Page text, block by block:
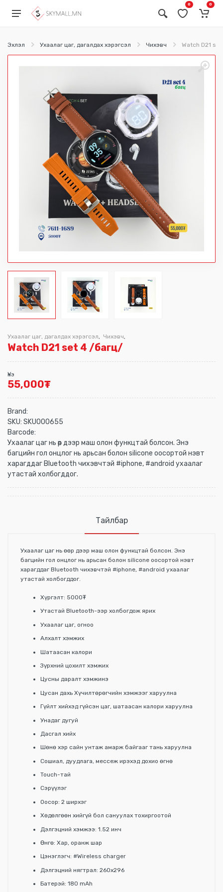
0 0
Эхлэл Ухаалаг цаг, дагалдах хэрэгсэл Чихэвч Watch D21
Ухаалаг цаг, дагалдах хэрэгсэл, Чихэвч,
Watch D21 set 4 /багц/
Үнэ
55,000₮
Brand:
SKU: SKU000655
Barcode:
Ухаалаг цаг нь өөр дээр маш олон функцтай болсон. Энэ
багцийн гол онцлог нь арьсан болон silicone оосортой нэвт
харагддаг Bluetooth чихэвчтэй #iphone, #android ухаалаг
утастай холбогддог.
Тайлбар
Ухаалаг цаг нь өөр дээр маш олон функцтай болсон. Энэ
багцийн гол онцлог нь арьсан болон silicone оосортой нэвт
харагддаг Bluetooth чихэвчтэй #iphone, #android ухаалаг
утастай холбогддог.
Хүргэлт: 5000₮
Утастай Bluetooth-ээр холбогдож ярих
Ухаалаг цаг, огноо
Алхалт хэмжих
Шатаасан калори
Зүрхний цохилт хэмжих
Цусны даралт хэмжинэ
Цусан дахь Хүчилтөрөгчийн хэмжээг харуулна
Гүйлт хийхэд гүйсэн цаг, шатаасан калори харуулна
Унадаг дугуй
Дасгал хийх
Шөнө хэр сайн унтаж амарж байгааг тань харуулна
Сошиал, дуудлага, мессеж ирэхэд дохио өгнө
Touch-тай
Сэрүүлэг
Оосор: 2 ширхэг
Хөдөлгөөн хийгүй бол сануулах тохиргоотой
Дэлгэцний хэмжээ: 1.52 инч
Өнгө: Хар, оранж шар
Цэнэглэгч: #Wireless charger
Дэлгэцний нягтрал: 260x296
Батерэй: 180 mAh